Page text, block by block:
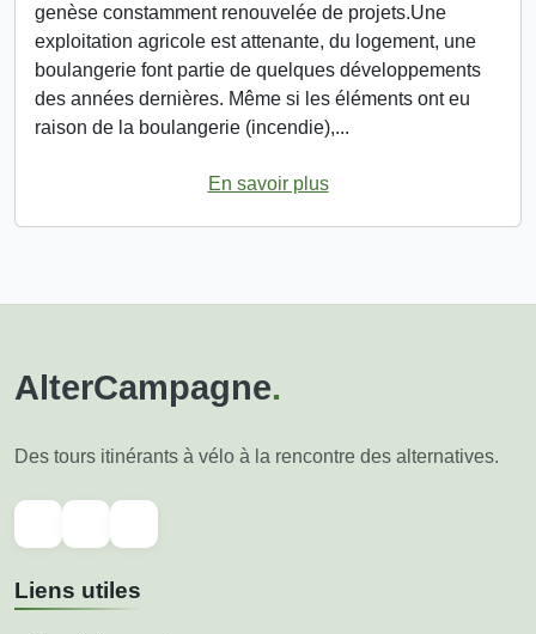
genèse constamment renouvelée de projets.Une
exploitation agricole est attenante, du logement, une
boulangerie font partie de quelques développements
des années dernières. Même si les éléments ont eu
raison de la boulangerie (incendie),...
En savoir plus
AlterCampagne.
Des tours itinérants à vélo à la rencontre des alternatives.
Liens utiles